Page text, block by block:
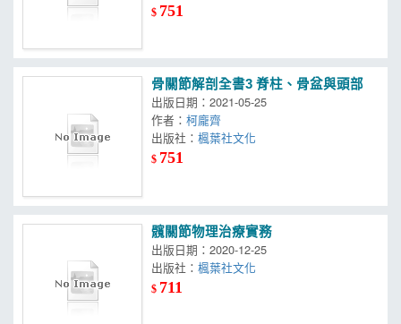
$ 751
骨關節解剖全書3 脊柱、骨盆與頭部
出版日期：2021-05-25
作者：柯龐齊
出版社：
$ 751
髖關節物理治療實務
出版日期：2020-12-25
出版社：楓葉社文化
$ 711